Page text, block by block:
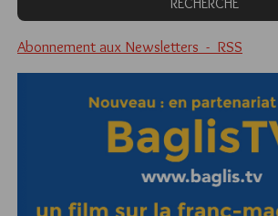
Abonnement aux Newsletters - RSS